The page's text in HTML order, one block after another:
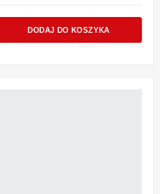
DODAJ DO KOSZYKA